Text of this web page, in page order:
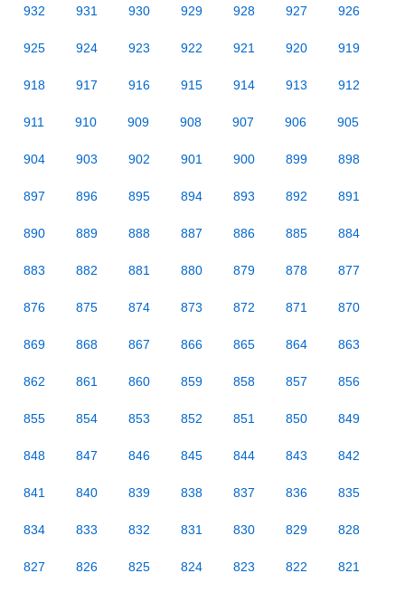
932 931 930 929 928 927 926
925 924 923 922 921 920 919
918 917 916 915 914 913 912
911 910 909 908 907 906 905
904 903 902 901 900 899 898
897 896 895 894 893 892 891
890 889 888 887 886 885 884
883 882 881 880 879 878 877
876 875 874 873 872 871 870
869 868 867 866 865 864 863
862 861 860 859 858 857 856
855 854 853 852 851 850 849
848 847 846 845 844 843 842
841 840 839 838 837 836 835
834 833 832 831 830 829 828
827 826 825 824 823 822 821